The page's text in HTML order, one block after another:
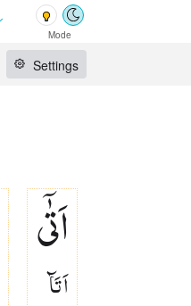
Mode
Settings
اَتٰۤی
اَ تَآ